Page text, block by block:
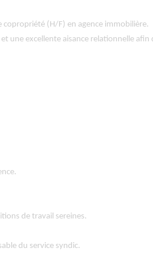
copropriété (H/F) en agence immobilière.
une excellente aisance relationnelle
de travail sereines.
du service syndic.